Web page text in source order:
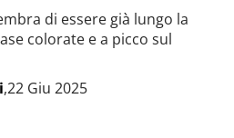
di essere già lungo la
colorate e a picco sul
,22 Giu 2025